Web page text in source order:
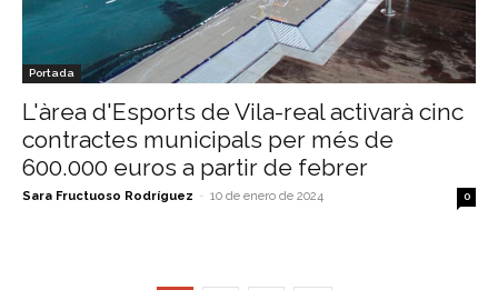
Portada
L'àrea d'Esports de Vila-real activarà cinc
contractes municipals per més de
600.000 euros a partir de febrer
Sara Fructuoso Rodríguez - 10 de enero de 2024 0